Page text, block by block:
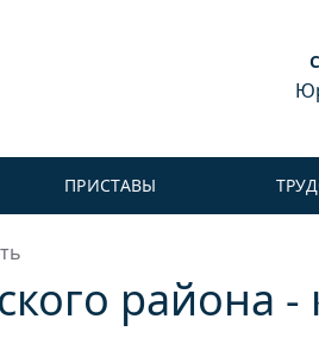
ПРИСТАВЫ
района -